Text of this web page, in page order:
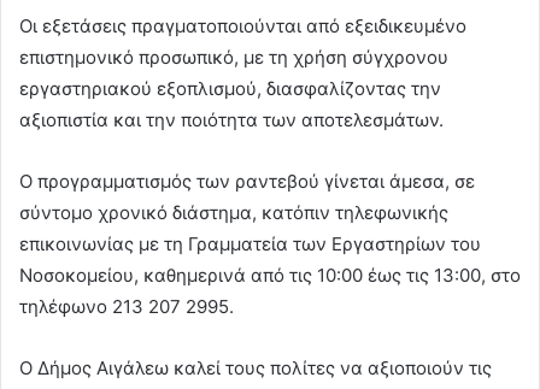
Οι εξετάσεις πραγματοποιούνται από εξειδικευμένο
επιστημονικό προσωπικό, με τη χρήση σύγχρονου
εργαστηριακού εξοπλισμού, διασφαλίζοντας την
αξιοπιστία και την ποιότητα των αποτελεσμάτων.
Ο προγραμματισμός των ραντεβού γίνεται άμεσα, σε
σύντομο χρονικό διάστημα, κατόπιν τηλεφωνικής
επικοινωνίας με τη Γραμματεία των Εργαστηρίων του
Νοσοκομείου, καθημερινά από τις 10:00 έως τις 13:00, στο
τηλέφωνο 213 207 2995.
Ο Δήμος Αιγάλεω καλεί τους πολίτες να αξιοποιούν τις